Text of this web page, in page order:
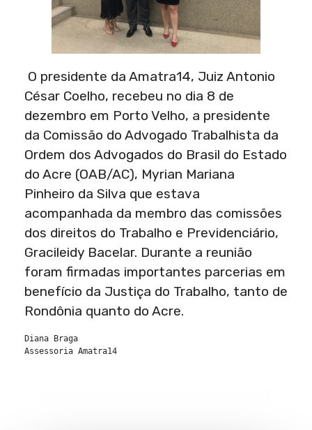
O presidente da Amatra14, Juiz Antonio
César Coelho, recebeu no dia 8 de
dezembro em Porto Velho, a presidente
da Comissão do Advogado Trabalhista da
Ordem dos Advogados do Brasil do Estado
do Acre (OAB/AC), Myrian Mariana
Pinheiro da Silva que estava
acompanhada da membro das comissões
dos direitos do Trabalho e Previdenciário,
Gracileidy Bacelar. Durante a reunião
foram firmadas importantes parcerias em
benefício da Justiça do Trabalho, tanto de
Rondônia quanto do Acre.
Diana Braga
Assessoria Amatra14